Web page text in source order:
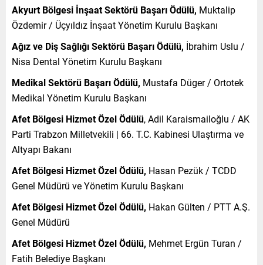
Akyurt Bölgesi İnşaat Sektörü Başarı Ödülü, Muktalip
Özdemir / Üçyıldız İnşaat Yönetim Kurulu Başkanı
Ağız ve Diş Sağlığı Sektörü Başarı Ödülü, İbrahim Uslu /
Nisa Dental Yönetim Kurulu Başkanı
Medikal Sektörü Başarı Ödülü, Mustafa Düger / Ortotek
Medikal Yönetim Kurulu Başkanı
Afet Bölgesi Hizmet Özel Ödülü, Adil Karaismailoğlu / AK
Parti Trabzon Milletvekili | 66. T.C. Kabinesi Ulaştırma ve
Altyapı Bakanı
Afet Bölgesi Hizmet Özel Ödülü, Hasan Pezük / TCDD
Genel Müdürü ve Yönetim Kurulu Başkanı
Afet Bölgesi Hizmet Özel Ödülü, Hakan Gülten / PTT A.Ş.
Genel Müdürü
Afet Bölgesi Hizmet Özel Ödülü, Mehmet Ergün Turan /
Fatih Belediye Başkanı